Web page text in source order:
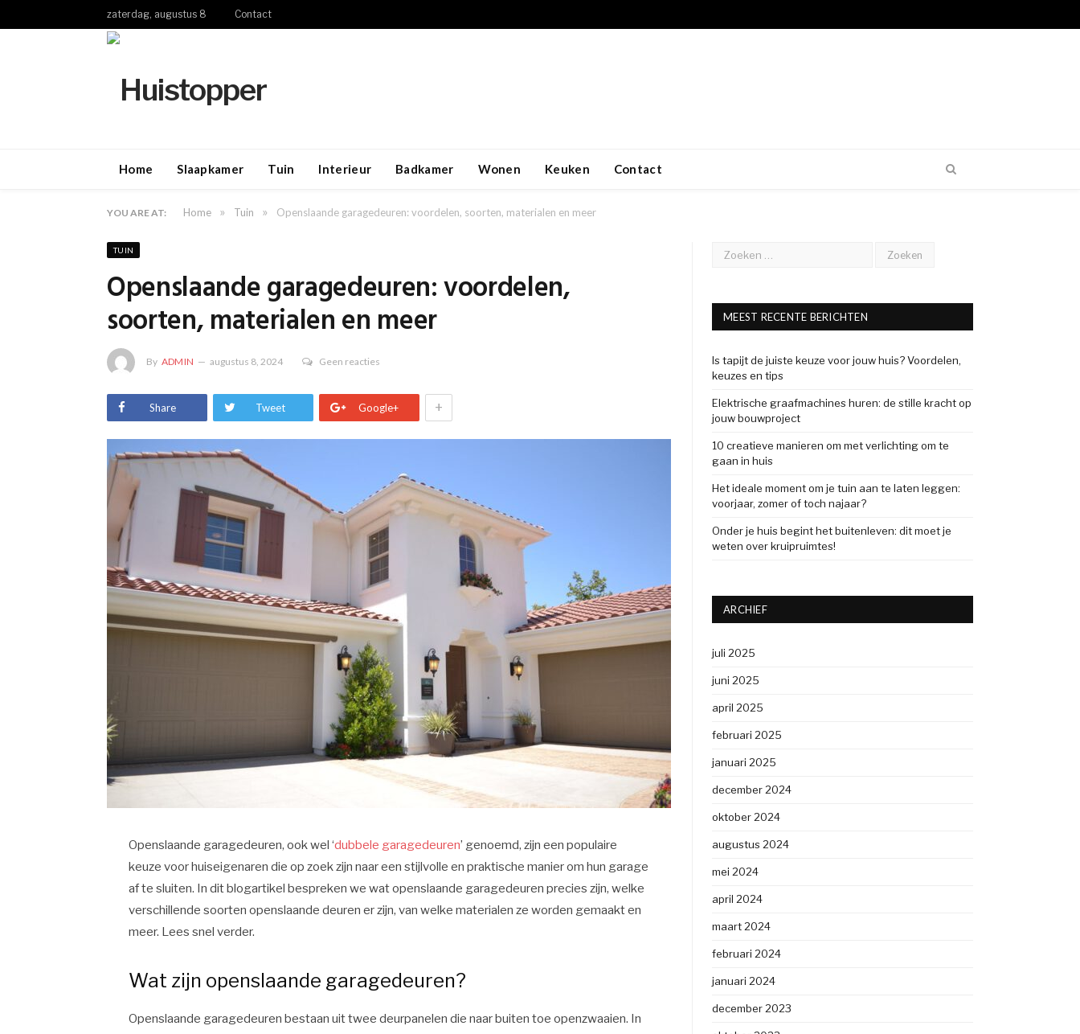
zaterdag, augustus 8 Contact
Home Slaapkamer Tuin Interieur Badkamer Wonen Keuken Contact
YOU ARE AT: Home » Tuin » Openslaande garagedeuren: voordelen, soorten, materialen en meer
TUIN
Openslaande garagedeuren: voordelen,
soorten, materialen en meer
By ADMIN augustus 8, 2024 Geen reacties
Share Tweet Google+ +
Openslaande garagedeuren, ook wel ‘dubbele garagedeuren’ genoemd, zijn een populaire
keuze voor huiseigenaren die op zoek zijn naar een stijlvolle en praktische manier om hun garage
af te sluiten. In dit blogartikel bespreken we wat openslaande garagedeuren precies zijn, welke
verschillende soorten openslaande deuren er zijn, van welke materialen ze worden gemaakt en
meer. Lees snel verder.
Wat zijn openslaande garagedeuren?
Openslaande garagedeuren bestaan uit twee deurpanelen die naar buiten toe openzwaaien. In
MEEST RECENTE BERICHTEN
Is tapijt de juiste keuze voor jouw huis? Voordelen,
keuzes en tips
Elektrische graafmachines huren: de stille kracht op
jouw bouwproject
10 creatieve manieren om met verlichting om te
gaan in huis
Het ideale moment om je tuin aan te laten leggen:
voorjaar, zomer of toch najaar?
Onder je huis begint het buitenleven: dit moet je
weten over kruipruimtes!
ARCHIEF
juli 2025
juni 2025
april 2025
februari 2025
januari 2025
december 2024
oktober 2024
augustus 2024
mei 2024
april 2024
maart 2024
februari 2024
januari 2024
december 2023